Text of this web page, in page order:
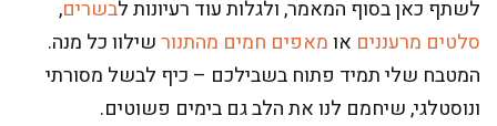
לשתף כאן בסוף המאמר, ולגלות עוד רעיונות לבשרים,
סלטים מרעננים אומאפים חמים מהתנורשילוו כל מנה.
המטבח שלי תמיד פתוח בשבילכם – כיף לבשל מסורתי
ונוסטלגי, שיחמם לנו את הלב גם בימים פשוטים.